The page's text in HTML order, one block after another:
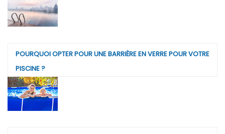
POURQUOI OPTER POUR UNE BARRIÈRE EN VERRE POUR VOTRE
PISCINE ?